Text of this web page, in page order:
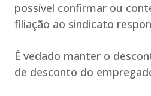
possível confirmar ou
filiação ao sindicato
É vedado manter o
de desconto do